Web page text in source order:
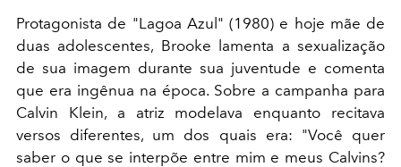
Protagonista de "Lagoa Azul" (1980) e hoje mãe de
duas adolescentes, Brooke lamenta a sexualização
de sua imagem durante sua juventude e comenta
que era ingênua na época. Sobre a campanha para
Calvin Klein, a atriz modelava enquanto recitava
versos diferentes, um dos quais era: "Você quer
saber o que se interpõe entre mim e meus Calvins?